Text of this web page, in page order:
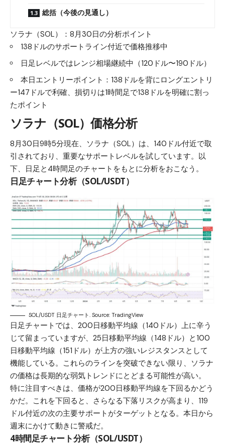
総括（今後の見通し）
ソラナ（SOL）：8月30日の分析ポイント
138ドルのサポートライン付近で価格推移中
日足レベルではレンジ相場継続中（120ドル〜190ドル）
本日エントリーポイント：138ドルを背にロングエントリ
ー147ドルで利確、損切りは1時間足で138ドルを明確に割っ
たポイント
ソラナ（SOL）価格分析
8月30日9時5分現在、ソラナ（SOL）は、140ドル付近で取
引されており、重要なサポートレベルを試しています。以
下、日足と4時間足のチャートをもとに分析をおこなう。
日足チャート分析（SOL/USDT）
SOL/USDT 日足チャート. Source: TradingView
日足チャートでは、200日移動平均線（140ドル）上に辛う
じて留まっていますが、25日移動平均線（148ドル）と100
日移動平均線（151ドル）が上方の強いレジスタンスとして
機能している。これらのラインを突破できない限り、ソラナ
の価格は長期的な弱気トレンドにとどまる可能性が高い。
特に注目すべきは、価格が200日移動平均線を下回るかどう
かだ。これを下回ると、さらなる下落リスクが高まり、119
ドル付近の次の主要サポートがターゲットとなる。本日から
週末にかけて動きに警戒だ。
4時間足チャート分析（SOL/USDT）